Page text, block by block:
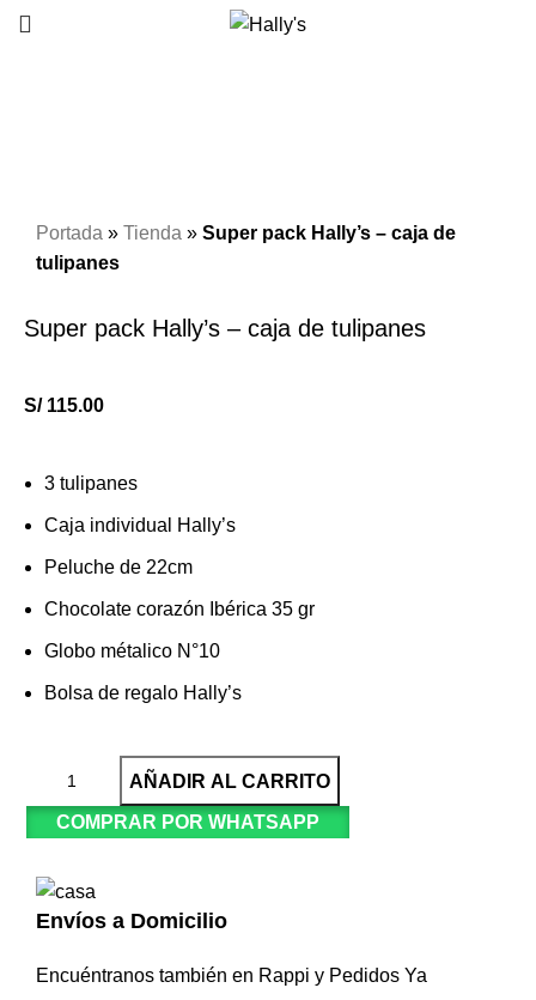
Portada »Tienda »Super pack Hally’s – caja de
tulipanes
Super pack Hally’s – caja de tulipanes
S/115.00
3 tulipanes
Caja individual Hally’s
Peluche de 22cm
Chocolate corazón Ibérica 35 gr
Globo métalico N°10
Bolsa de regalo Hally’s
AÑADIR AL CARRITO
COMPRAR POR WHATSAPP
Envíos a Domicilio
Encuéntranos también en Rappi y Pedidos Ya